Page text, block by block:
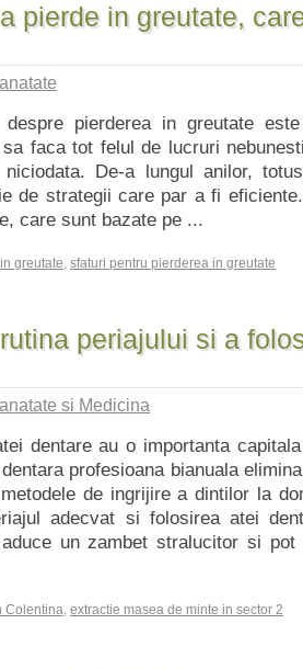
pierde in greutate,
despre pierderea in greutate
faca tot felul de lucruri
De-a lungul anilor,
de strategii care par a fi
care sunt bazate pe ...
greutate, sfaturi pentru pierderea in greutate
periajului si a
si Medicina
dentare au o importanta
profesioana bianuala
de ingrijire a dintilor la
adecvat si folosirea atei
un zambet stralucitor si pot
Colentina, extractie masea de minte in sector 2